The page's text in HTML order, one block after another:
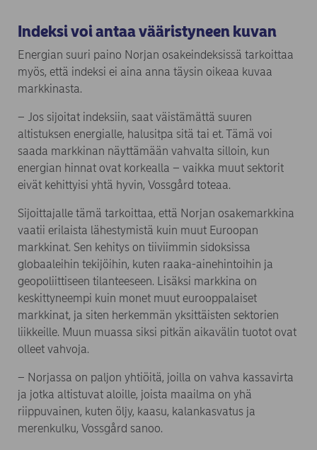
Indeksi voi antaa vääristyneen kuvan
Energian suuri paino Norjan osakeindeksissä tarkoittaa
myös, että indeksi ei aina anna täysin oikeaa kuvaa
markkinasta.
– Jos sijoitat indeksiin, saat väistämättä suuren
altistuksen energialle, halusitpa sitä tai et. Tämä voi
saada markkinan näyttämään vahvalta silloin, kun
energian hinnat ovat korkealla – vaikka muut sektorit
eivät kehittyisi yhtä hyvin, Vossgård toteaa.
Sijoittajalle tämä tarkoittaa, että Norjan osakemarkkina
vaatii erilaista lähestymistä kuin muut Euroopan
markkinat. Sen kehitys on tiiviimmin sidoksissa
globaaleihin tekijöihin, kuten raaka-ainehintoihin ja
geopoliittiseen tilanteeseen. Lisäksi markkina on
keskittyneempi kuin monet muut eurooppalaiset
markkinat, ja siten herkemmän yksittäisten sektorien
liikkeille. Muun muassa siksi pitkän aikavälin tuotot ovat
olleet vahvoja.
– Norjassa on paljon yhtiöitä, joilla on vahva kassavirta
ja jotka altistuvat aloille, joista maailma on yhä
riippuvainen, kuten öljy, kaasu, kalankasvatus ja
merenkulku, Vossgård sanoo.